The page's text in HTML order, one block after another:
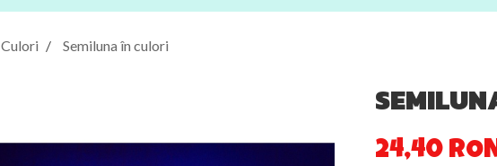
Culori Semiluna în culori
24,40